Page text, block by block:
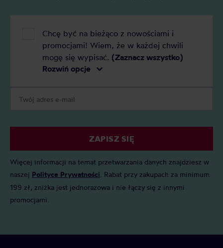
Chcę być na bieżąco z nowościami i
promocjami! Wiem, że w każdej chwili
mogę się wypisać. (Zaznacz wszystko)
Rozwiń opcje
ZAPISZ SIĘ
Więcej informacji na temat przetwarzania danych znajdziesz w
naszej Polityce Prywatności . Rabat przy zakupach za minimum
199 zł, zniżka jest jednorazowa i nie łączy się z innymi
promocjami.